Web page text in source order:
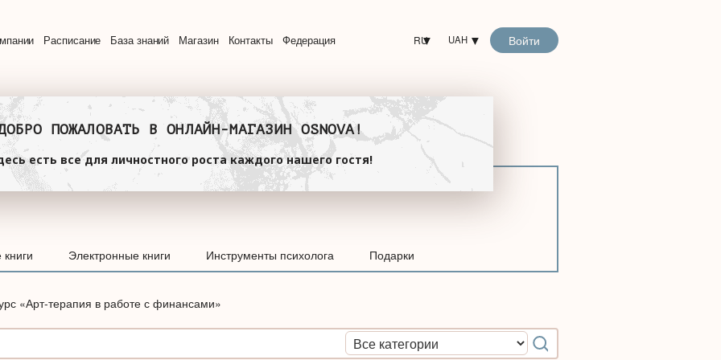
Расписание База знаний Магазин Контакты Федерация RU UAH Войти
ПОЖАЛОВАТЬ В ОНЛАЙН-МАГАЗИН OSNOVA!
есть все для личностного роста каждого нашего гостя!
Электронные книги Инструменты психолога Подарки
«Арт-терапия в работе с финансами»